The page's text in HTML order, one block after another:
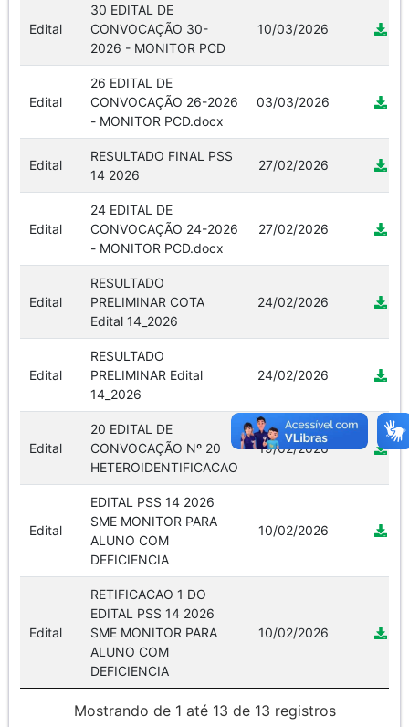
Edital
30 EDITAL DE
CONVOCAÇÃO 30-
2026 - MONITOR PCD
10/03/2026
Edital
26 EDITAL DE
CONVOCAÇÃO 26-2026
- MONITOR PCD.docx
03/03/2026
Edital
RESULTADO FINAL PSS
14 2026
27/02/2026
Edital
24 EDITAL DE
CONVOCAÇÃO 24-2026
- MONITOR PCD.docx
27/02/2026
Edital
RESULTADO
PRELIMINAR COTA
Edital 14_2026
24/02/2026
Edital
RESULTADO
PRELIMINAR Edital
14_2026
24/02/2026
Edital
20 EDITAL DE
CONVOCAÇÃO Nº 20
HETEROIDENTIFICACAO
19/02/2026
Edital
EDITAL PSS 14 2026
SME MONITOR PARA
ALUNO COM
DEFICIENCIA
10/02/2026
Edital
RETIFICACAO 1 DO
EDITAL PSS 14 2026
SME MONITOR PARA
ALUNO COM
DEFICIENCIA
10/02/2026
Mostrando de 1 até 13 de 13 registros